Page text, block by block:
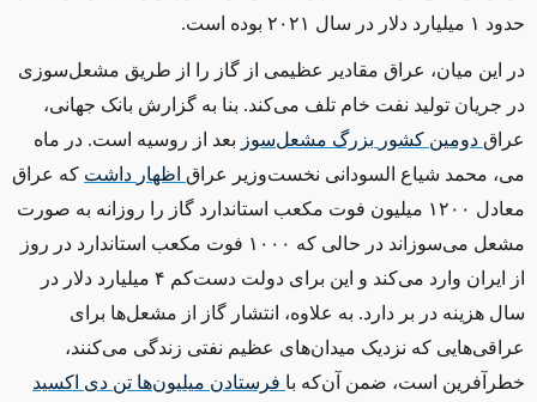
حدود ۱ میلیارد دلار در سال ۲۰۲۱ بوده است.
در این میان، عراق مقادیر عظیمی از گاز را از طریق مشعل‌سوزی
در جریان تولید نفت خام تلف می‌کند. بنا به گزارش بانک جهانی،
عراق دومین کشور بزرگ مشعلسوز بعد از روسیه است. در ماه
می، محمد شیاع السودانی نخست‌وزیر عراق اظهار داشت که عراق
معادل ۱۲۰۰ میلیون فوت مکعب استاندارد گاز را روزانه به صورت
مشعل می‌سوزاند در حالی که ۱۰۰۰ فوت مکعب استاندارد در روز
از ایران وارد می‌کند و این برای دولت دست‌کم ۴ میلیارد دلار در
سال هزینه در بر دارد. به علاوه، انتشار گاز از مشعل‌ها برای
عراقی‌هایی که نزدیک میدان‌های عظیم نفتی زندگی می‌کنند،
خطرآفرین است، ضمن آن‌که با فرستادن میلیونها تن دی اکسید